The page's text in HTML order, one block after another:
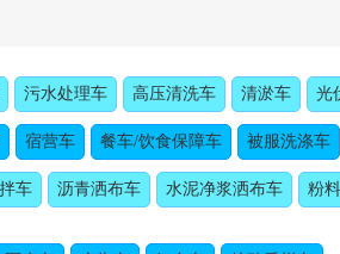
污水处理车 高压清洗车 清淤车 光
宿营车 餐车/饮食保障车 被服洗涤车
车 沥青洒布车 水泥净浆洒布车
粉